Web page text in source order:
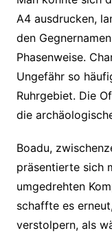
A4 ausdrucken,
den
Phasenweise.
Ungefähr so
Ruhrgebiet. Die
die
Boadu,
präsentierte sich
umgedrehten
schaffte es
verstolpern, als